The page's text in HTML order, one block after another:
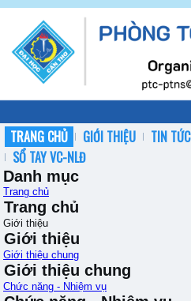
TRANG CHỦ GIỚI THIỆU TIN TỨC
SỔ TAY VC-NLĐ
Danh mục
Trang chủ
Trang chủ
Giới thiệu
Giới thiệu
Giới thiệu chung
Giới thiệu chung
Chức năng - Nhiệm vụ